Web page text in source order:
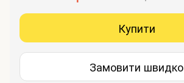
Купити
Замовити швидко